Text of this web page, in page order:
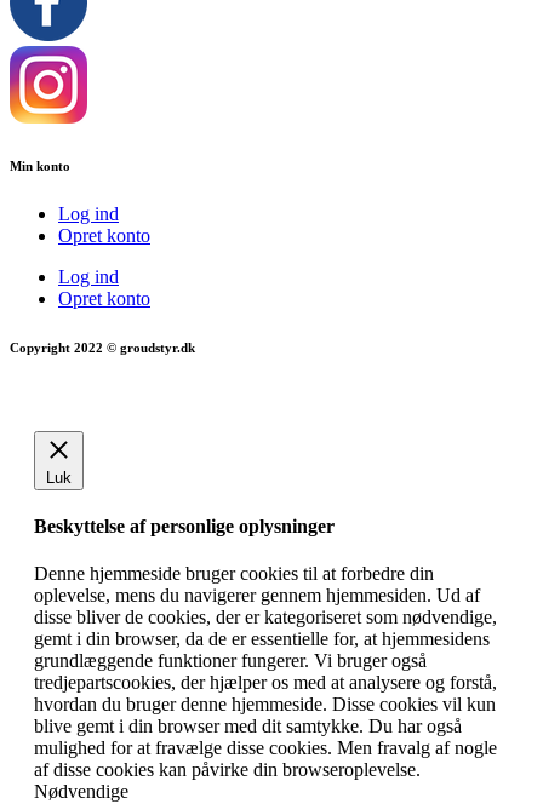
Min konto
Log ind
Opret konto
Log ind
Opret konto
Copyright 2022 © groudstyr.dk
Luk
Beskyttelse af personlige oplysninger
Denne hjemmeside bruger cookies til at forbedre din
oplevelse, mens du navigerer gennem hjemmesiden. Ud af
disse bliver de cookies, der er kategoriseret som nødvendige,
gemt i din browser, da de er essentielle for, at hjemmesidens
grundlæggende funktioner fungerer. Vi bruger også
tredjepartscookies, der hjælper os med at analysere og forstå,
hvordan du bruger denne hjemmeside. Disse cookies vil kun
blive gemt i din browser med dit samtykke. Du har også
mulighed for at fravælge disse cookies. Men fravalg af nogle
af disse cookies kan påvirke din browseroplevelse.
Nødvendige